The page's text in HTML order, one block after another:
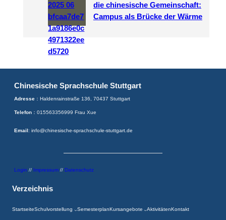
die chinesische Gemeinschaft:
Campus als Brücke der Wärme
Chinesische Sprachschule Stuttgart
Adresse ：Haldenrainstraße 136, 70437 Stuttgart
Telefon ：015563356999 Frau Xue
Email: info@chinesische-sprachschule-stuttgart.de
Login // Impressum // Datenschutz
Verzeichnis
StartseiteSchulvorstellung SemesterplanKursangebote AktivitätenKontakt